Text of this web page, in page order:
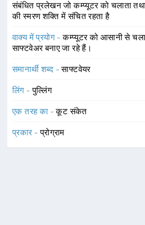
संबंधित प्रलेखन जो कम्प्यूटर को चलाता
की स्मरण शक्ति में संचित रहता है
वाक्य में प्रयोग -कम्प्यूटर को आसानी से
साफ्टवेअर बनाए जा रहे हैं।
समानार्थी शब्द -साफ्टवेयर
लिंग -पुल्लिंग
एक तरह का -कूट संकेत
प्रकार -प्रोग्राम